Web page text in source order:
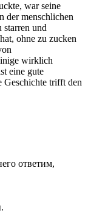
war seine
der menschlichen
und
ohne zu zucken
wirklich
eine gute
Geschichte trifft den
ответим,